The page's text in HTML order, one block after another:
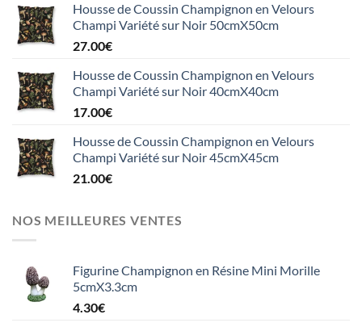
Housse de Coussin Champignon en Velours
Champi Variété sur Noir 50cmX50cm
27.00€
Housse de Coussin Champignon en Velours
Champi Variété sur Noir 40cmX40cm
17.00€
Housse de Coussin Champignon en Velours
Champi Variété sur Noir 45cmX45cm
21.00€
NOS MEILLEURES VENTES
Figurine Champignon en Résine Mini Morille
5cmX3.3cm
4.30€